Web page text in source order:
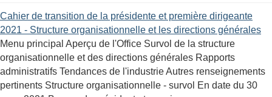
Cahier de transition de la présidente et première dirigeante
2021 - Structure organisationnelle et les directions générales
Menu principal Aperçu de l'Office Survol de la structure
organisationnelle et des directions générales Rapports
administratifs Tendances de l'industrie Autres renseignements
pertinents Structure organisationnelle - survol En date du 30